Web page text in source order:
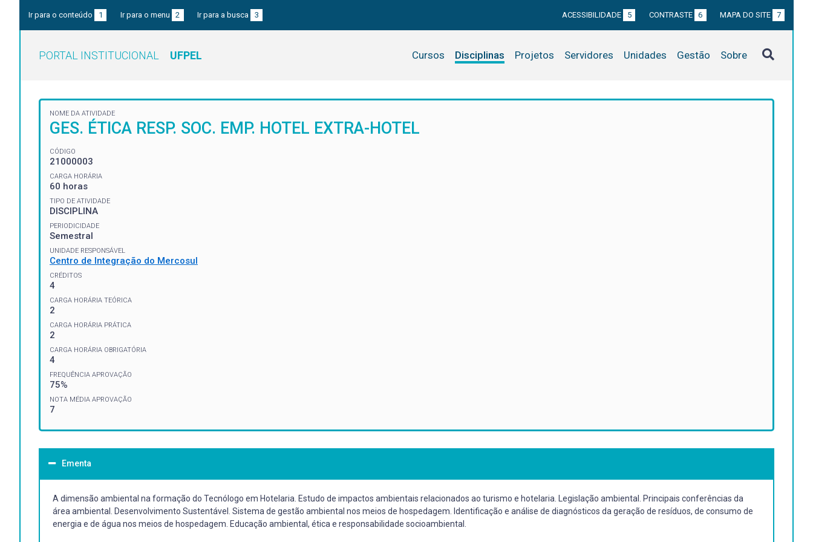
Ir para o conteúdo 1 Ir para o menu 2 Ir para a busca 3 ACESSIBILIDADE 5 CONTRASTE 6 MAPA DO SITE 7
PORTAL INSTITUCIONAL UFPEL Cursos Disciplinas Projetos Servidores Unidades Gestão Sobre
NOME DA ATIVIDADE
GES. ÉTICA RESP. SOC. EMP. HOTEL EXTRA-HOTEL
CÓDIGO
21000003
CARGA HORÁRIA
60 horas
TIPO DE ATIVIDADE
DISCIPLINA
PERIODICIDADE
Semestral
UNIDADE RESPONSÁVEL
Centro de Integração do Mercosul
CRÉDITOS
4
CARGA HORÁRIA TEÓRICA
2
CARGA HORÁRIA PRÁTICA
2
CARGA HORÁRIA OBRIGATÓRIA
4
FREQUÊNCIA APROVAÇÃO
75%
NOTA MÉDIA APROVAÇÃO
7
Ementa
A dimensão ambiental na formação do Tecnólogo em Hotelaria. Estudo de impactos ambientais relacionados ao turismo e hotelaria. Legislação ambiental. Principais conferências da
área ambiental. Desenvolvimento Sustentável. Sistema de gestão ambiental nos meios de hospedagem. Identificação e análise de diagnósticos da geração de resíduos, de consumo de
energia e de água nos meios de hospedagem. Educação ambiental, ética e responsabilidade socioambiental.